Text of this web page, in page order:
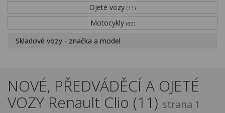
Financování
Novinky
Kontakty
Ojeté vozy (11)
Motocykly (60)
Skladové vozy - značka a model
NOVÉ, PŘEDVÁDĚCÍ A OJETÉ
VOZY Renault Clio (11) strana 1